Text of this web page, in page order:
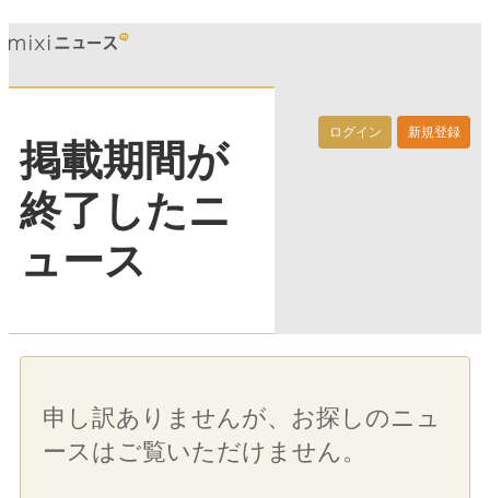
ログイン 新規登録
掲載期間が
終了したニ
ュース
申し訳ありませんが、お探しのニュ
ースはご覧いただけません。